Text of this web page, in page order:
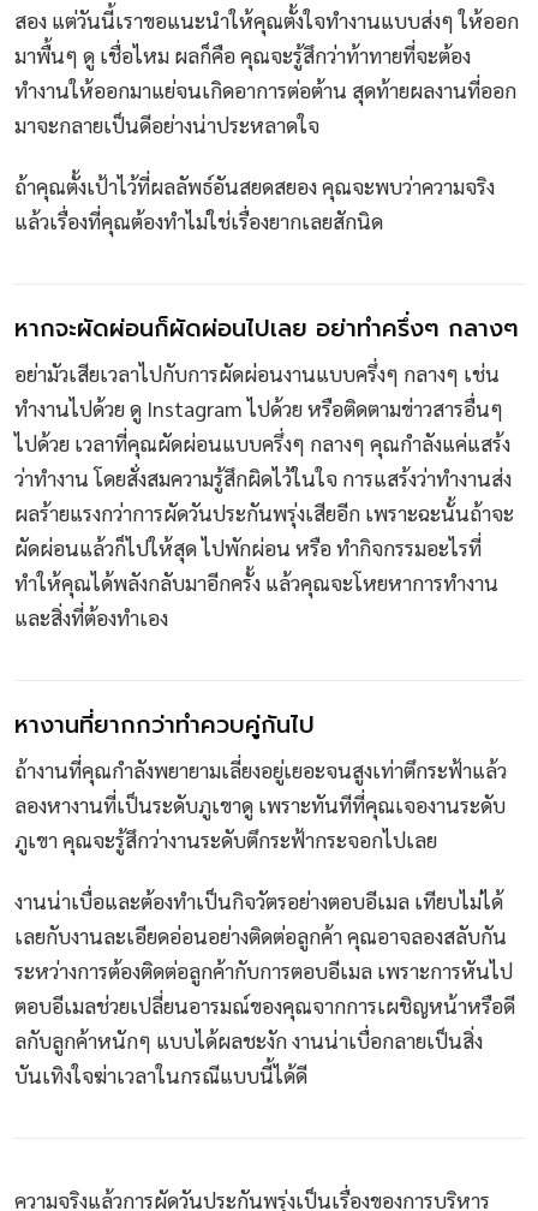
สอง แต่วันนี้เราขอแนะนำให้คุณตั้งใจทำงานแบบส่งๆ ให้ออก
มาพื้นๆ ดู เชื่อไหม ผลก็คือ คุณจะรู้สึกว่าท้าทายที่จะต้อง
ทำงานให้ออกมาแย่จนเกิดอาการต่อต้าน สุดท้ายผลงานที่ออก
มาจะกลายเป็นดีอย่างน่าประหลาดใจ
ถ้าคุณตั้งเป้าไว้ที่ผลลัพธ์อันสยดสยอง คุณจะพบว่าความจริง
แล้วเรื่องที่คุณต้องทำไม่ใช่เรื่องยากเลยสักนิด
หากจะผัดผ่อนก็ผัดผ่อนไปเลย อย่าทำครึ่งๆ กลางๆ
อย่ามัวเสียเวลาไปกับการผัดผ่อนงานแบบครึ่งๆ กลางๆ เช่น
ทำงานไปด้วย ดู Instagram ไปด้วย หรือติดตามข่าวสารอื่นๆ
ไปด้วย เวลาที่คุณผัดผ่อนแบบครึ่งๆ กลางๆ คุณกำลังแค่แสร้ง
ว่าทำงาน โดยสั่งสมความรู้สึกผิดไว้ในใจ การแสร้งว่าทำงานส่ง
ผลร้ายแรงกว่าการผัดวันประกันพรุ่งเสียอีก เพราะฉะนั้นถ้าจะ
ผัดผ่อนแล้วก็ไปให้สุด ไปพักผ่อน หรือ ทำกิจกรรมอะไรที่
ทำให้คุณได้พลังกลับมาอีกครั้ง แล้วคุณจะโหยหาการทำงาน
และสิ่งที่ต้องทำเอง
หางานที่ยากกว่าทำควบคู่กันไป
ถ้างานที่คุณกำลังพยายามเลี่ยงอยู่เยอะจนสูงเท่าตึกระฟ้าแล้ว
ลองหางานที่เป็นระดับภูเขาดู เพราะทันทีที่คุณเจองานระดับ
ภูเขา คุณจะรู้สึกว่างานระดับตึกระฟ้ากระจอกไปเลย
งานน่าเบื่อและต้องทำเป็นกิจวัตรอย่างตอบอีเมล เทียบไม่ได้
เลยกับงานละเอียดอ่อนอย่างติดต่อลูกค้า คุณอาจลองสลับกัน
ระหว่างการต้องติดต่อลูกค้ากับการตอบอีเมล เพราะการหันไป
ตอบอีเมลช่วยเปลี่ยนอารมณ์ของคุณจากการเผชิญหน้าหรือดี
ลกับลูกค้าหนักๆ แบบได้ผลชะงัก งานน่าเบื่อกลายเป็นสิ่ง
บันเทิงใจฆ่าเวลาในกรณีแบบนี้ได้ดี
ความจริงแล้วการผัดวันประกันพรุ่งเป็นเรื่องของการบริหาร